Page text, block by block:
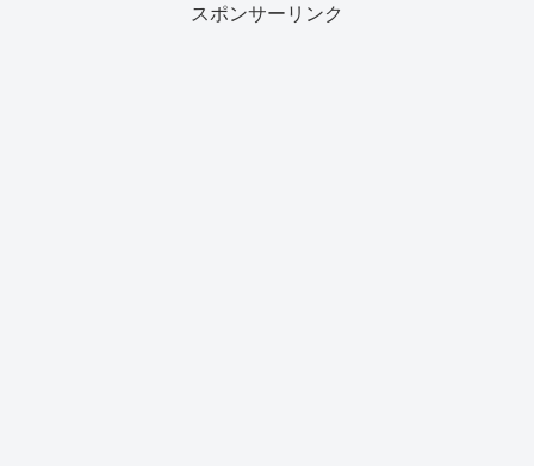
スポンサーリンク